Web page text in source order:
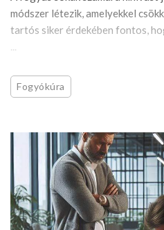
módszer létezik, amelyekkel
tartós siker érdekében fontos,
...
Fogyókúra